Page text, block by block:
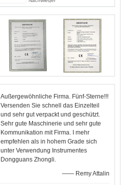
Außergewöhnliche Firma. Fünf-Sterne!!!
Versenden Sie schnell das Einzelteil
und sehr gut verpackt und geschützt.
Sehr gute Maschinerie und sehr gute
Kommunikation mit Firma. I mehr
empfehlen als in hohem Grade sich
unter Verwendung Instrumentes
Dongguans Zhongli.
—— Remy Attalin